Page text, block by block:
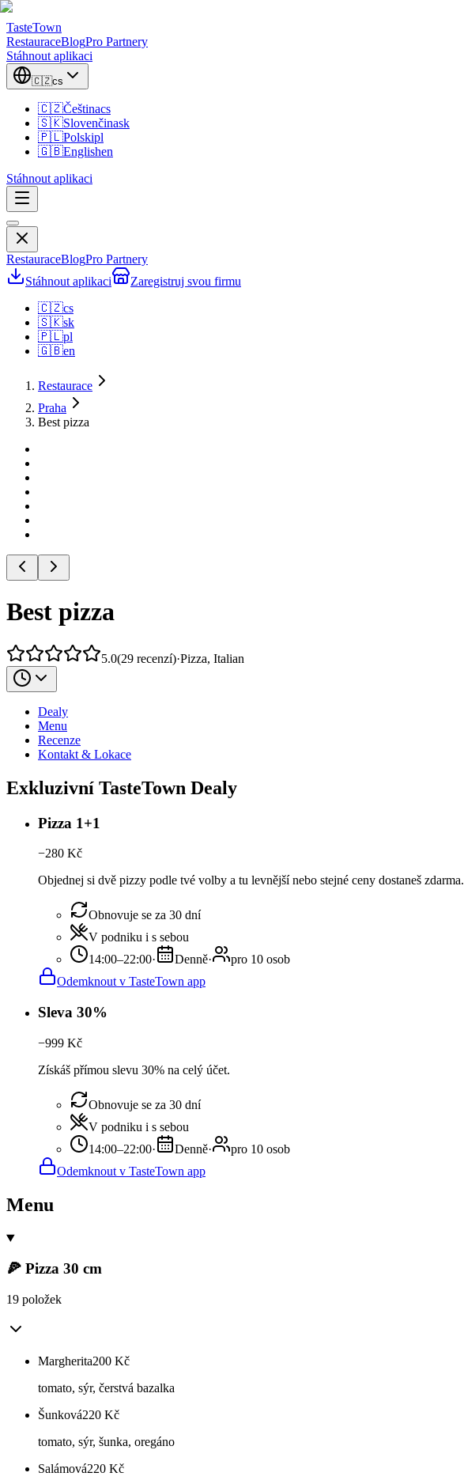
TasteTown
RestauraceBlogPro Partnery
Stáhnout aplikaci
🇨🇿cs
🇨🇿Češtinacs
🇸🇰Slovenčinask
🇵🇱Polskipl
🇬🇧Englishen
Stáhnout aplikaci
RestauraceBlogPro Partnery
Stáhnout aplikaci
Zaregistruj svou firmu
🇨🇿cs
🇸🇰sk
🇵🇱pl
🇬🇧en
Restaurace
Praha
Best pizza
Best pizza
5.0(29 recenzí)·Pizza, Italian
Dealy
Menu
Recenze
Kontakt & Lokace
Exkluzivní TasteTown Dealy
Pizza 1+1
−280 Kč
Objednej si dvě pizzy podle tvé volby a tu levnější nebo stejné ceny dostaneš zdarma.
Obnovuje se za 30 dní
V podniku i s sebou
14:00–22:00· Denně·
pro 10 osob
Odemknout v TasteTown app
Sleva 30%
−999 Kč
Získáš přímou slevu 30% na celý účet.
Obnovuje se za 30 dní
V podniku i s sebou
14:00–22:00· Denně·
pro 10 osob
Odemknout v TasteTown app
Menu
🍕 Pizza 30 cm
19 položek
Margherita200 Kč
tomato, sýr, čerstvá bazalka
Šunková220 Kč
tomato, sýr, šunka, oregáno
Salámová220 Kč